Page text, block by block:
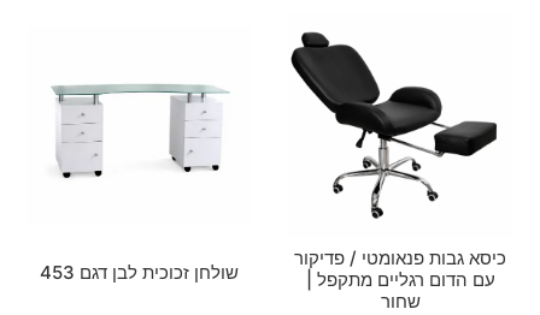
כיסא גבות פנאומטי / פדיקור
עם הדום רגליים מתקפל |
שחור
שולחן זכוכית לבן דגם 453